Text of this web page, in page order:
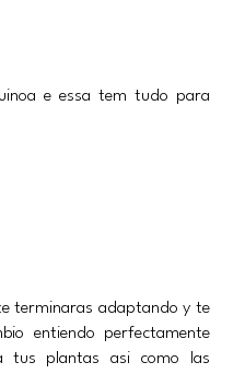
e essa tem tudo para
terminaras adaptando y te
entiendo perfectamente
tus plantas asi como las